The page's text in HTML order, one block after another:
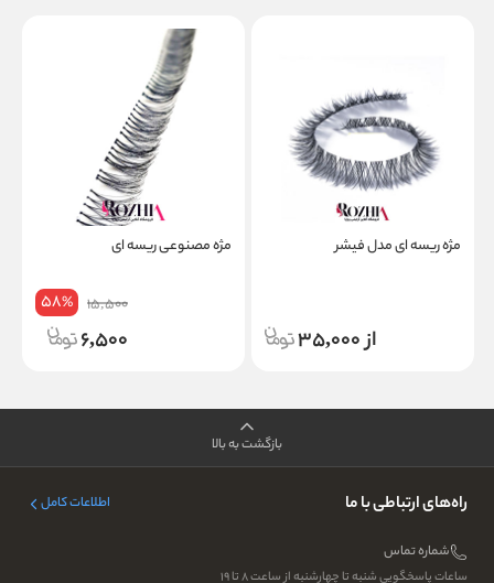
مژه ریسه ای مدل فیشر
از 35,000
مژه مصنوعی ریسه ای
15,500
58%
6,500
بازگشت به بالا
راه‌های ارتباطی با ما اطلاعات کامل
شماره تماس
ساعات پاسخگویی شنبه تا چهارشنبه از ساعت ۸ تا ۱۹